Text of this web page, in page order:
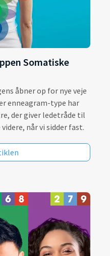
Somatiske
åbner op for nye veje
enneagram-type har
der giver ledetråde til
når vi sidder fast.